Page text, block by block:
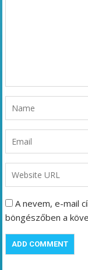
A nevem, e-mail
böngészőben a